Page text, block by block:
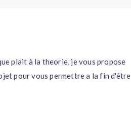
plait à la theorie, je vous propose
pour vous permettre a la fin d'être